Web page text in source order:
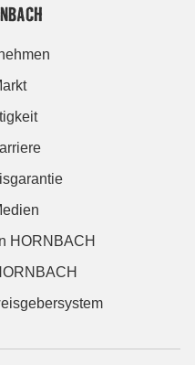
HORNBACH